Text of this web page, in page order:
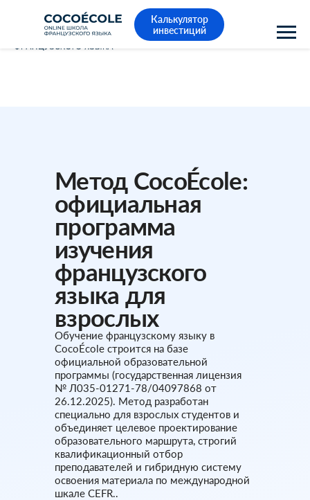
Калькулятор
инвестиций
Метод CocoÉcole:
официальная
программа
изучения
французского
языка для
взрослых
Обучение французскому языку в
CocoÉcole строится на базе
официальной образовательной
программы (государственная лицензия
№ Л035-01271-78/04097868 от
26.12.2025). Метод разработан
специально для взрослых студентов и
объединяет целевое проектирование
образовательного маршрута, строгий
квалификационный отбор
преподавателей и гибридную систему
освоения материала по международной
шкале CEFR..